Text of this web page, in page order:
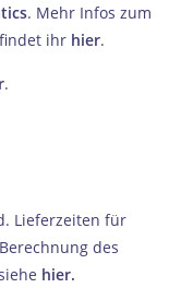
. Mehr Infos zum
ihr hier.
.
Lieferzeiten für
des
hier.